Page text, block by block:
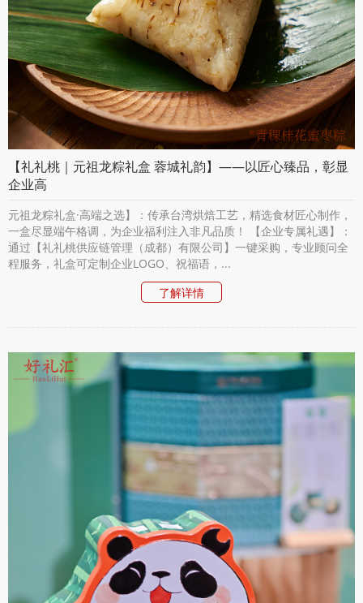
【礼礼桃｜元祖龙粽礼盒 蓉城礼韵】——以匠心臻品，彰显
企业高
元祖龙粽礼盒·高端之选】：传承台湾烘焙工艺，精选食材匠心制作，
一盒尽显端午格调，为企业福利注入非凡品质！ 【企业专属礼遇】：
通过【礼礼桃供应链管理（成都）有限公司】一键采购，专业顾问全
程服务，礼盒可定制企业LOGO、祝福语，...
了解详情